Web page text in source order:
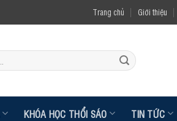
Trang chủ Giới thiệu
KHÓA HỌC THỔI SÁO TIN TỨC